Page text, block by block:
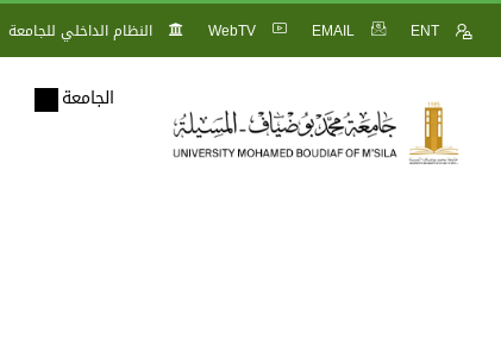
ENT
EMAIL
WebTV النظام الداخلي للجامعة
الجامعة